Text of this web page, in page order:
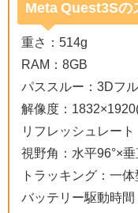
Meta Quest3Sの
重さ：514g
RAM：8GB
パススルー：3Dフ
解像度：
リフレッシュレー
視野角：水平96°×垂
トラッキング：一
バッテリー駆動時間